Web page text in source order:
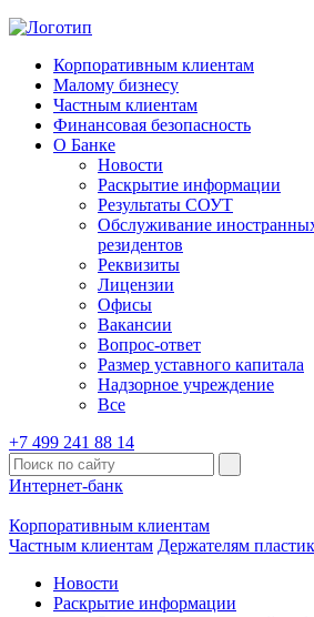
Корпоративным клиентам
Малому бизнесу
Частным клиентам
Финансовая безопасность
О Банке
Новости
Раскрытие информации
Результаты СОУТ
Обслуживание
резидентов
Реквизиты
Лицензии
Офисы
Вакансии
Вопрос-ответ
Размер уставного капитала
Надзорное учреждение
Все
+7 499 241 88 14
Интернет-банк
Корпоративным клиентам
Частным клиентам Держателям
Новости
Раскрытие информации